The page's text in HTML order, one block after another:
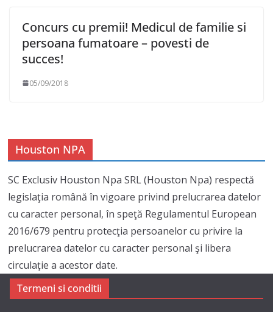
Concurs cu premii! Medicul de familie si
persoana fumatoare – povesti de
succes!
05/09/2018
Houston NPA
SC Exclusiv Houston Npa SRL (Houston Npa) respectă
legislaţia română în vigoare privind prelucrarea datelor
cu caracter personal, în speţă Regulamentul European
2016/679 pentru protecţia persoanelor cu privire la
prelucrarea datelor cu caracter personal şi libera
circulaţie a acestor date.
Termeni si conditii